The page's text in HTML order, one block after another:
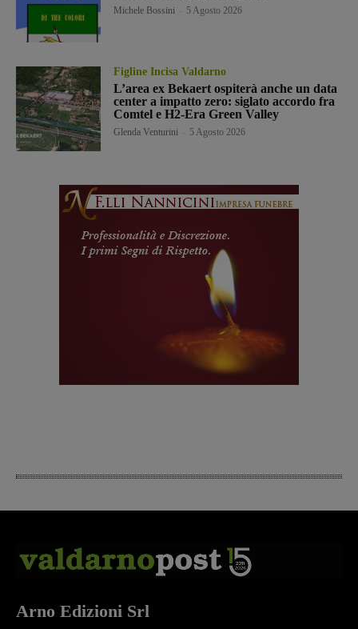
Michele Bossini 5 Agosto 2026
Figline Incisa Valdarno
L’area ex Bekaert ospiterà anche un data
center a impatto zero: siglato accordo fra
Comtel e H2-Era Green Valley
Glenda Venturini 5 Agosto 2026
Arno Edizioni Srl